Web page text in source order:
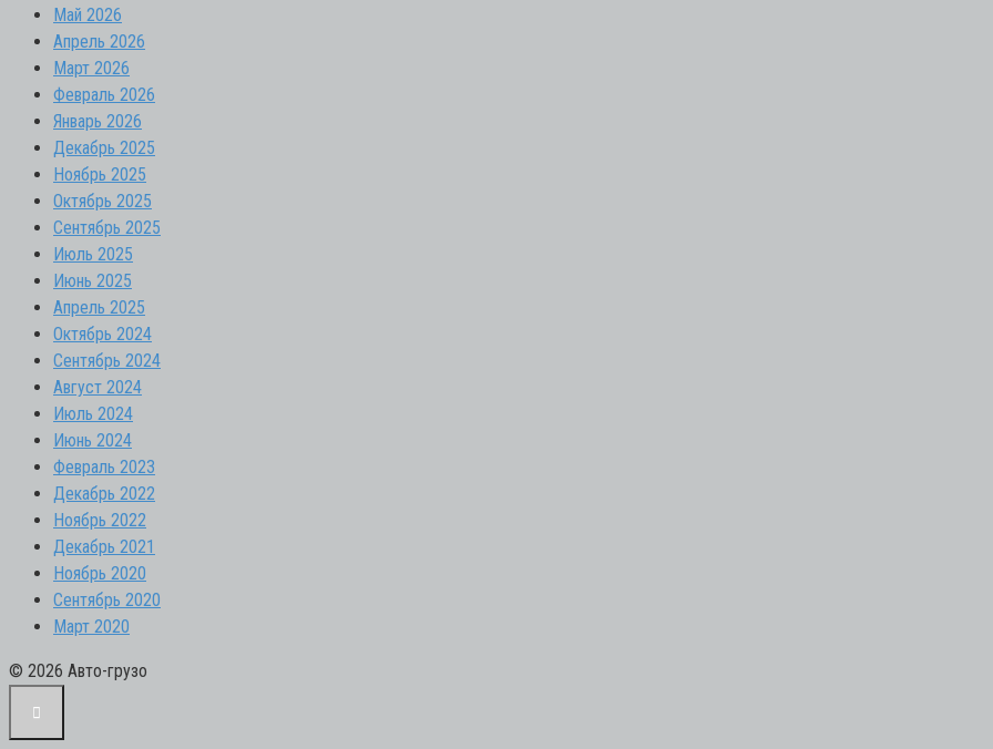
Май 2026
Апрель 2026
Март 2026
Февраль 2026
Январь 2026
Декабрь 2025
Ноябрь 2025
Октябрь 2025
Сентябрь 2025
Июль 2025
Июнь 2025
Апрель 2025
Октябрь 2024
Сентябрь 2024
Август 2024
Июль 2024
Июнь 2024
Февраль 2023
Декабрь 2022
Ноябрь 2022
Декабрь 2021
Ноябрь 2020
Сентябрь 2020
Март 2020
© 2026 Авто-грузо